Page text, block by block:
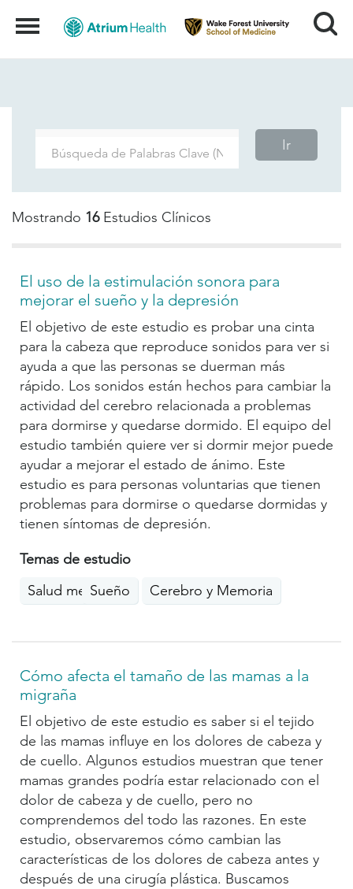
Menu Search
Ir
Mostrando 16Estudios Clínicos
El uso de la estimulación sonora para
mejorar el sueño y la depresión
El objetivo de este estudio es probar una cinta
para la cabeza que reproduce sonidos para ver si
ayuda a que las personas se duerman más
rápido. Los sonidos están hechos para cambiar la
actividad del cerebro relacionada a problemas
para dormirse y quedarse dormido. El equipo del
estudio también quiere ver si dormir mejor puede
ayudar a mejorar el estado de ánimo. Este
estudio es para personas voluntarias que tienen
problemas para dormirse o quedarse dormidas y
tienen síntomas de depresión.
Temas de estudio
Salud mentalSueño Cerebro y Memoria
Cómo afecta el tamaño de las mamas a la
migraña
El objetivo de este estudio es saber si el tejido
de las mamas influye en los dolores de cabeza y
de cuello. Algunos estudios muestran que tener
mamas grandes podría estar relacionado con el
dolor de cabeza y de cuello, pero no
comprendemos del todo las razones. En este
estudio, observaremos cómo cambian las
características de los dolores de cabeza antes y
después de una cirugía plástica. Buscamos